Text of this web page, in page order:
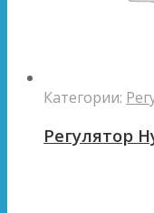
Категории:
Регулятор